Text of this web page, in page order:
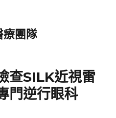
療團隊
查SILK近視雷
門逆行眼科